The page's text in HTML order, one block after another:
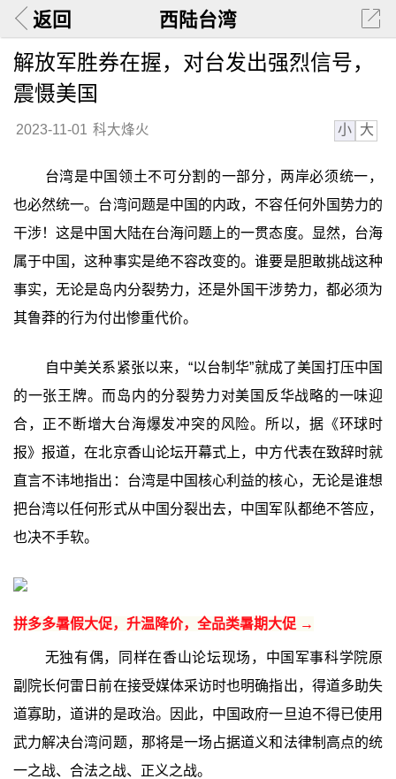
返回 西陆台湾
解放军胜券在握，对台发出强烈信号，
震慑美国
2023-11-01 科大烽火 小 大
台湾是中国领土不可分割的一部分，两岸必须统一，
也必然统一。台湾问题是中国的内政，不容任何外国势力的
干涉！这是中国大陆在台海问题上的一贯态度。显然，台海
属于中国，这种事实是绝不容改变的。谁要是胆敢挑战这种
事实，无论是岛内分裂势力，还是外国干涉势力，都必须为
其鲁莽的行为付出惨重代价。
自中美关系紧张以来，“以台制华”就成了美国打压中国
的一张王牌。而岛内的分裂势力对美国反华战略的一味迎
合，正不断增大台海爆发冲突的风险。所以，据《环球时
报》报道，在北京香山论坛开幕式上，中方代表在致辞时就
直言不讳地指出：台湾是中国核心利益的核心，无论是谁想
把台湾以任何形式从中国分裂出去，中国军队都绝不答应，
也决不手软。
拼多多暑假大促，升温降价，全品类暑期大促 →
无独有偶，同样在香山论坛现场，中国军事科学院原
副院长何雷日前在接受媒体采访时也明确指出，得道多助失
道寡助，道讲的是政治。因此，中国政府一旦迫不得已使用
武力解决台湾问题，那将是一场占据道义和法律制高点的统
一之战、合法之战、正义之战。